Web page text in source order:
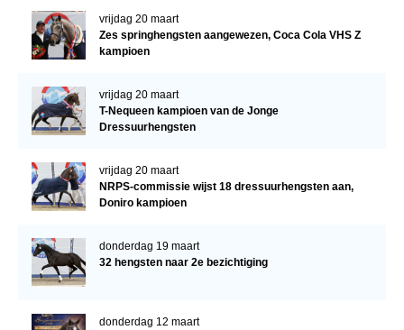
vrijdag 20 maart
Zes springhengsten aangewezen, Coca Cola VHS Z
kampioen
vrijdag 20 maart
T-Nequeen kampioen van de Jonge
Dressuurhengsten
vrijdag 20 maart
NRPS-commissie wijst 18 dressuurhengsten aan,
Doniro kampioen
donderdag 19 maart
32 hengsten naar 2e bezichtiging
donderdag 12 maart